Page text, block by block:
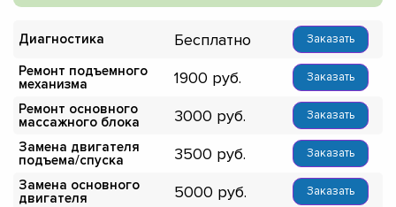
Диагностика Бесплатно Заказать
Ремонт подъемного
механизма
1900 Заказать
Ремонт основного
массажного блока
3000 Заказать
Замена двигателя
подъема/спуска
3500 Заказать
Замена основного
двигателя
5000 Заказать